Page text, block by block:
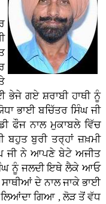
ਗਏ ਸ਼ਰਾਬੀ ਹਾਥੀ ਨੂੰ
ਭਾਈ ਬਚਿੱਤਰ ਸਿੰਘ ਜੀ
ਫੌਜ ਨਾਲ ਮੁਕਾਬਲੇ ਵਿੱਚ
ਬਹੁਤ ਬੁਰੀ ਤਰ੍ਹਾਂ ਜ਼ਖ਼ਮੀ
ਜੀ ਨੇ ਆਪਣੇ ਬੇਟੇ ਅਜੀਤ
ਨੂੰ ਜਲਦੀ ਇਥੇ ਲੈਕੇ ਆਓ
ਦੇ ਨਾਲ ਜਾਕੇ ਭਾਈ
ਗਿਆ , ਲੋੜ ਤੋਂ ਵੱਧ